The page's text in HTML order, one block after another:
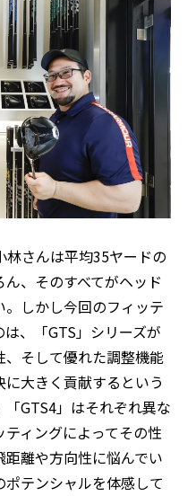
林さんは平均35ヤードの
、そのすべてがヘッド
しかし今回のフィッテ
、「GTS」シリーズが
そして優れた調整機能
大きく貢献するという
GTS4」はそれぞれ異な
ィングによってその性
離や方向性に悩んでい
テンシャルを体感して